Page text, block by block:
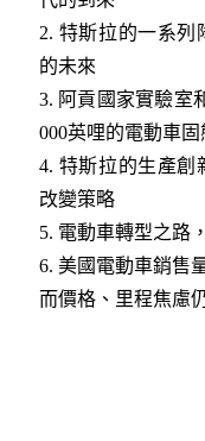
2. 特斯拉的一系列
的未來
3. 阿貢國家實驗室
000英哩的電動車固
4. 特斯拉的生產創
改變策略
5. 電動車轉型之路
6. 美國電動車銷售
而價格、里程焦慮